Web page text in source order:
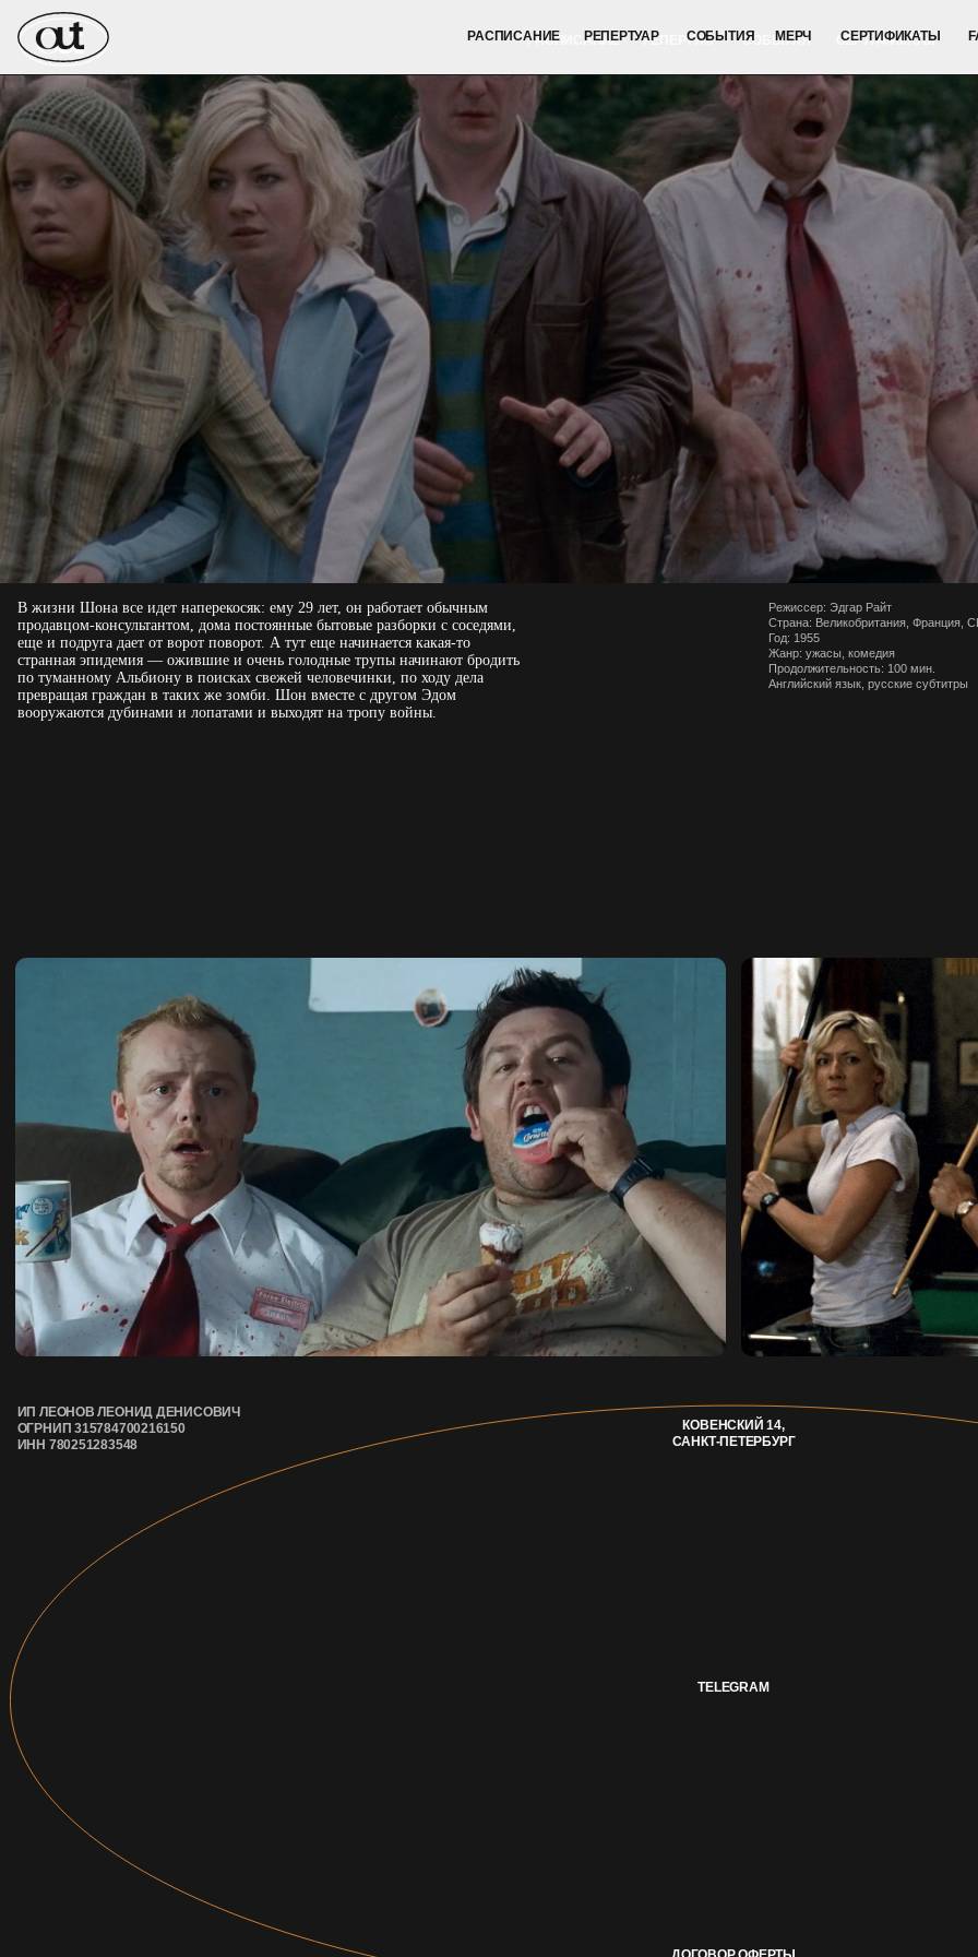
РАСПИСАНИЕ СОБЫТИЯ
РЕПЕРТУАР СЕРТИФИКАТЫ
РАСПИСАНИЕ СОБЫТИЯ
РЕПЕРТУАР СЕРТИФИКАТЫ
МЕРЧ FAQ
ЗОМБИ ПО ИМЕНИ ШОН
В жизни Шона все идет наперекосяк: ему 29 лет, он работает обычным
продавцом-консультантом, дома постоянные бытовые разборки с соседями,
еще и подруга дает от ворот поворот. А тут еще начинается какая-то
странная эпидемия — ожившие и очень голодные трупы начинают бродить
по туманному Альбиону в поисках свежей человечинки, по ходу дела
превращая граждан в таких же зомби. Шон вместе с другом Эдом
вооружаются дубинами и лопатами и выходят на тропу войны.
Режиссер: Эдгар Райт
Страна: Великобритания, Франция,
Год: 1955
Жанр: ужасы, комедия
Продолжительность: 100 мин.
Английский язык, русские субтитры
ИП ЛЕОНОВ ЛЕОНИД ДЕНИСОВИЧ
ОГРНИП 315784700216150
ИНН 780251283548
КОВЕНСКИЙ 14,
САНКТ-ПЕТЕРБУРГ
© OUT CINEMA 2024